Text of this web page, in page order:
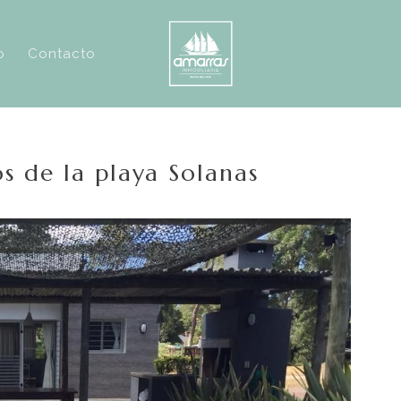
Contacto
de la playa Solanas